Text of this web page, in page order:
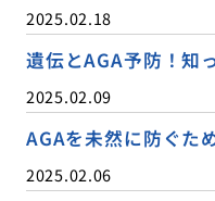
2025.02.18
遺伝とAGA予防！知
2025.02.09
AGAを未然に防ぐた
2025.02.06